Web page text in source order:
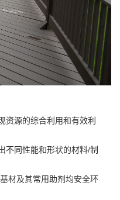
资源的综合利用和有效利
不同性能和形状的材料/制
材及其常用助剂均安全环